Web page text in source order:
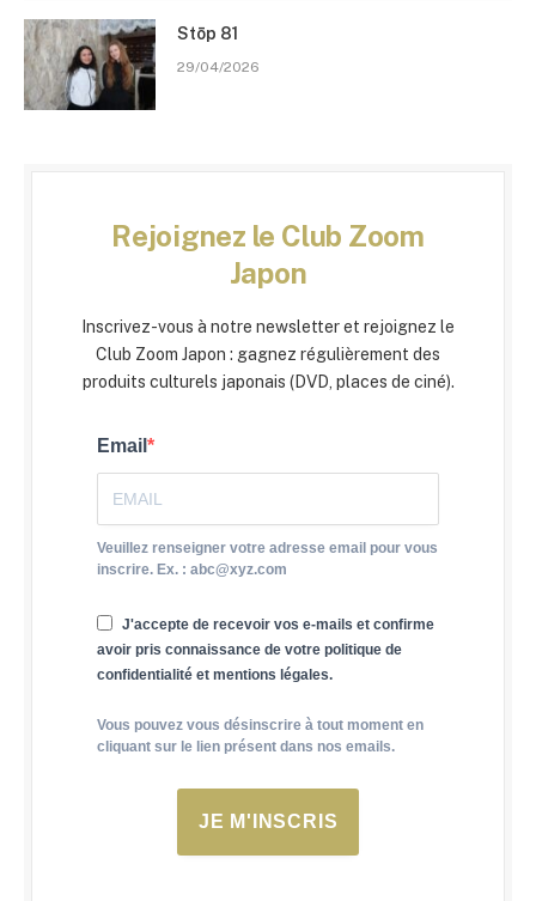
Stōp 81
29/04/2026
Rejoignez le Club Zoom
Japon
Inscrivez-vous à notre newsletter et rejoignez le
Club Zoom Japon : gagnez régulièrement des
produits culturels japonais (DVD, places de ciné).
Email
Veuillez renseigner votre adresse email pour vous
inscrire. Ex. : abc@xyz.com
J'accepte de recevoir vos e-mails et confirme
avoir pris connaissance de votre politique de
confidentialité et mentions légales.
Vous pouvez vous désinscrire à tout moment en
cliquant sur le lien présent dans nos emails.
JE M'INSCRIS